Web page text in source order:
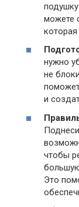
можете
нужно
не
и
чтобы
Это